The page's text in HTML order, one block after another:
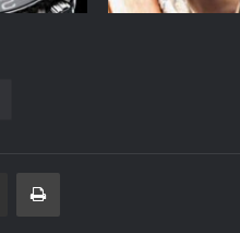
Deli po epošti Natisni